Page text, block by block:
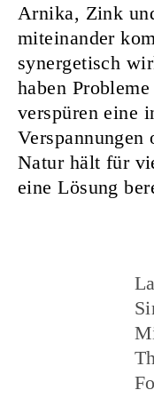
Arnika, Zink
miteinander
synergetisch
haben
verspüren eine
Natur hält für
eine Lösung